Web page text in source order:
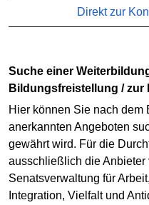
Direkt zur
Suche einer Weiterbildungsveranstaltung zur
Bildungsfreistellung / zur
Hier können Sie nach
anerkannten Angeboten
gewährt wird. Für die
ausschließlich die Anbieter
Senatsverwaltung für
Integration, Vielfalt und